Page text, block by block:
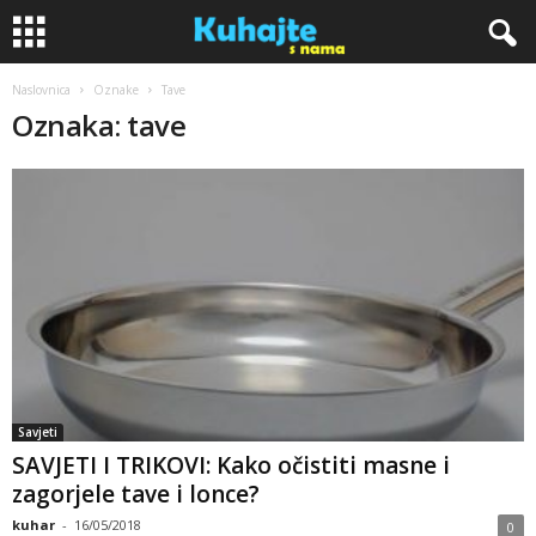
Naslovnica Oznake Tave
Oznaka: tave
Savjeti
SAVJETI I TRIKOVI: Kako očistiti masne i
zagorjele tave i lonce?
kuhar - 16/05/2018 0